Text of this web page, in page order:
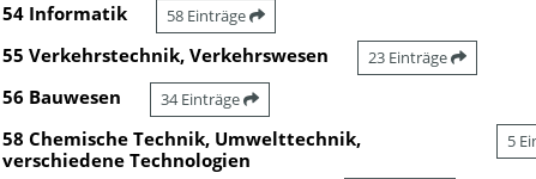
54 Informatik 58 Einträge
55 Verkehrstechnik, Verkehrswesen 23 Einträge
56 Bauwesen 34 Einträge
58 Chemische Technik, Umwelttechnik,
verschiedene Technologien
5